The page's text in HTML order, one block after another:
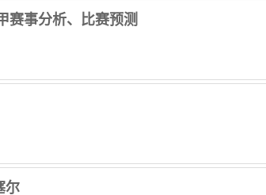
赛事分析、比赛预测
尔